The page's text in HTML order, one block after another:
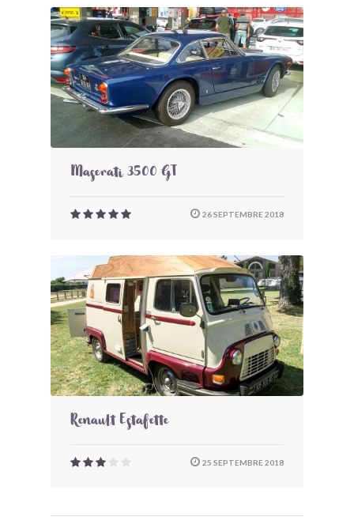
Maserati 3500 GT
26 SEPTEMBRE 2018
Renault Estafette
25 SEPTEMBRE 2018